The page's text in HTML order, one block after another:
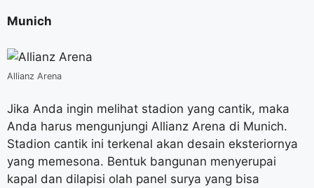
Munich
Allianz Arena
Jika Anda ingin melihat stadion yang cantik, maka
Anda harus mengunjungi Allianz Arena di Munich.
Stadion cantik ini terkenal akan desain eksteriornya
yang memesona. Bentuk bangunan menyerupai
kapal dan dilapisi olah panel surya yang bisa